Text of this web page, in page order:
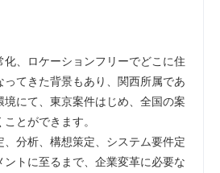
化、ロケーションフリーでどこに住
てきた背景もあり、関西所属であ
境にて、東京案件はじめ、全国の案
とができます。
分析、構想策定、システム要件定
トに至るまで、企業変革に必要な